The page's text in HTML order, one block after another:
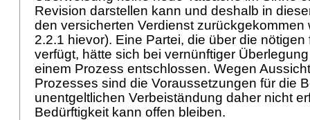
Revision darstellen kann und deshalb in
den versicherten Verdienst zurückgekommen
2.2.1 hievor). Eine Partei, die über die nötigen
verfügt, hätte sich bei vernünftiger
einem Prozess entschlossen. Wegen
Prozesses sind die Voraussetzungen für die
unentgeltlichen Verbeiständung daher nicht
Bedürftigkeit kann offen bleiben.